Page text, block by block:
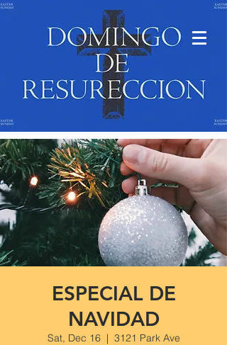
ESPECIAL DE
NAVIDAD
Sat, Dec 16
  |
3121 Park Ave